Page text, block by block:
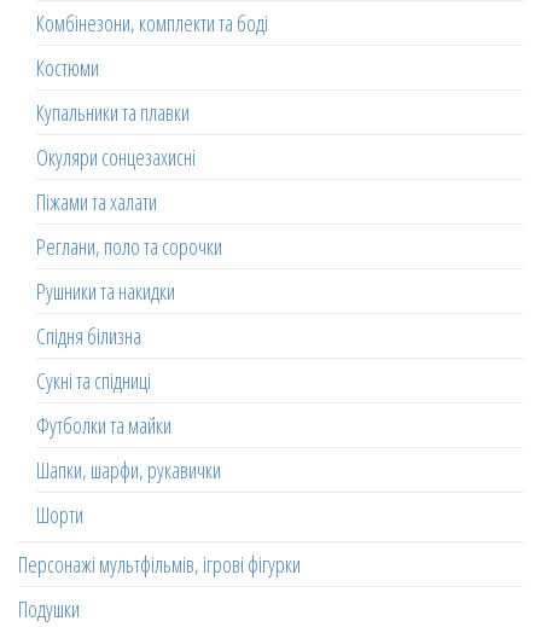
Комбінезони, комплекти та боді
Костюми
Купальники та плавки
Окуляри сонцезахисні
Піжами та халати
Реглани, поло та сорочки
Рушники та накидки
Спідня білизна
Сукні та спідниці
Футболки та майки
Шапки, шарфи, рукавички
Шорти
Персонажі мультфільмів, ігрові фігурки
Подушки